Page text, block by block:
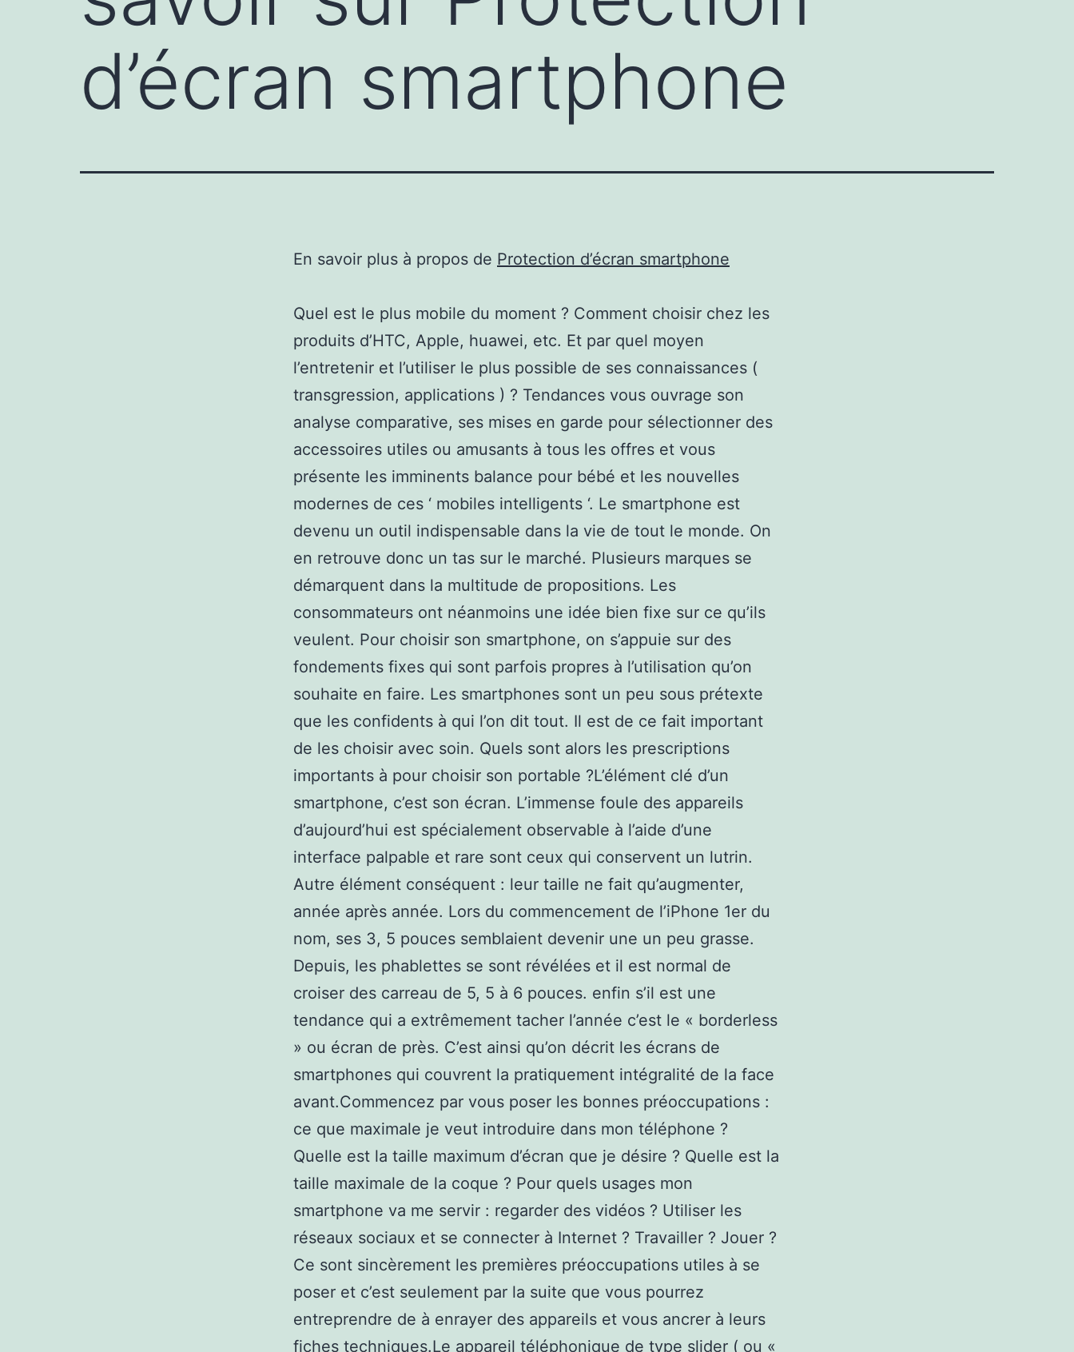
d’écran smartphone
En savoir plus à propos de Protection d’écran smartphone
Quel est le plus mobile du moment ? Comment choisir chez les
produits d’HTC, Apple, huawei, etc. Et par quel moyen
l’entretenir et l’utiliser le plus possible de ses connaissances (
transgression, applications ) ? Tendances vous ouvrage son
analyse comparative, ses mises en garde pour sélectionner des
accessoires utiles ou amusants à tous les offres et vous
présente les imminents balance pour bébé et les nouvelles
modernes de ces ‘ mobiles intelligents ‘. Le smartphone est
devenu un outil indispensable dans la vie de tout le monde. On
en retrouve donc un tas sur le marché. Plusieurs marques se
démarquent dans la multitude de propositions. Les
consommateurs ont néanmoins une idée bien fixe sur ce qu’ils
veulent. Pour choisir son smartphone, on s’appuie sur des
fondements fixes qui sont parfois propres à l’utilisation qu’on
souhaite en faire. Les smartphones sont un peu sous prétexte
que les confidents à qui l’on dit tout. Il est de ce fait important
de les choisir avec soin. Quels sont alors les prescriptions
importants à pour choisir son portable ?L’élément clé d’un
smartphone, c’est son écran. L’immense foule des appareils
d’aujourd’hui est spécialement observable à l’aide d’une
interface palpable et rare sont ceux qui conservent un lutrin.
Autre élément conséquent : leur taille ne fait qu’augmenter,
année après année. Lors du commencement de l’iPhone 1er du
nom, ses 3, 5 pouces semblaient devenir une un peu grasse.
Depuis, les phablettes se sont révélées et il est normal de
croiser des carreau de 5, 5 à 6 pouces. enfin s’il est une
tendance qui a extrêmement tacher l’année c’est le « borderless
» ou écran de près. C’est ainsi qu’on décrit les écrans de
smartphones qui couvrent la pratiquement intégralité de la face
avant.Commencez par vous poser les bonnes préoccupations :
ce que maximale je veut introduire dans mon téléphone ?
Quelle est la taille maximum d’écran que je désire ? Quelle est la
taille maximale de la coque ? Pour quels usages mon
smartphone va me servir : regarder des vidéos ? Utiliser les
réseaux sociaux et se connecter à Internet ? Travailler ? Jouer ?
Ce sont sincèrement les premières préoccupations utiles à se
poser et c’est seulement par la suite que vous pourrez
entreprendre de à enrayer des appareils et vous ancrer à leurs
fiches techniques.Le appareil téléphonique de type slider ( ou «